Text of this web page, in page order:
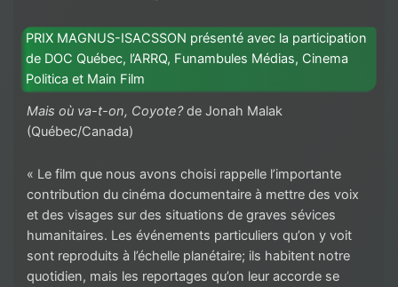
PRIX MAGNUS-ISACSSON présenté avec la participation
de DOC Québec, l’ARRQ, Funambules Médias, Cinema
Politica et Main Film
Mais où va-t-on, Coyote?de Jonah Malak
(Québec/Canada)
« Le film que nous avons choisi rappelle l’importante
contribution du cinéma documentaire à mettre des voix
et des visages sur des situations de graves sévices
humanitaires. Les événements particuliers qu’on y voit
sont reproduits à l’échelle planétaire; ils habitent notre
quotidien, mais les reportages qu’on leur accorde se